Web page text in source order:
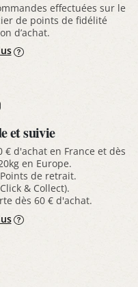
effectuées sur le
de points de fidélité
d’achat.
et suivie
€ d'achat en France et dès
en Europe.
de retrait.
& Collect).
dès 60 € d'achat.